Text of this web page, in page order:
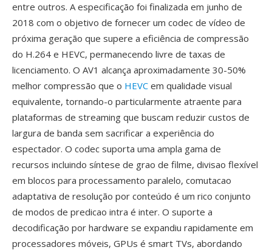
entre outros. A especificação foi finalizada em junho de
2018 com o objetivo de fornecer um codec de vídeo de
próxima geração que supere a eficiência de compressão
do H.264 e HEVC, permanecendo livre de taxas de
licenciamento. O AV1 alcança aproximadamente 30-50%
melhor compressão que o HEVC em qualidade visual
equivalente, tornando-o particularmente atraente para
plataformas de streaming que buscam reduzir custos de
largura de banda sem sacrificar a experiência do
espectador. O codec suporta uma ampla gama de
recursos incluindo síntese de grao de filme, divisao flexível
em blocos para processamento paralelo, comutacao
adaptativa de resolução por conteúdo é um rico conjunto
de modos de predicao intra é inter. O suporte a
decodificação por hardware se expandiu rapidamente em
processadores móveis, GPUs é smart TVs, abordando